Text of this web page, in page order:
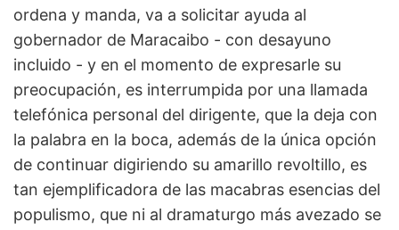
ordena y manda, va a solicitar ayuda al
gobernador de Maracaibo - con desayuno
incluido - y en el momento de expresarle su
preocupación, es interrumpida por una llamada
telefónica personal del dirigente, que la deja con
la palabra en la boca, además de la única opción
de continuar digiriendo su amarillo revoltillo, es
tan ejemplificadora de las macabras esencias del
populismo, que ni al dramaturgo más avezado se